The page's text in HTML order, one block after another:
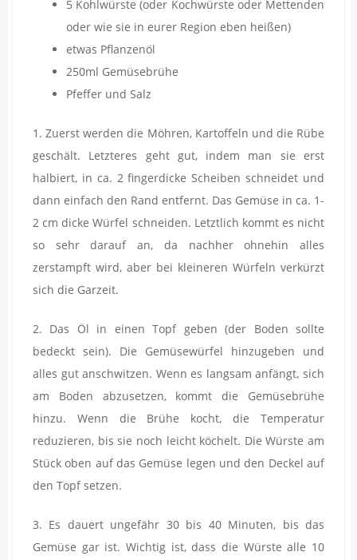
5 Kohlwürste (oder Kochwürste oder Mettenden
oder wie sie in eurer Region eben heißen)
etwas Pflanzenöl
250ml Gemüsebrühe
Pfeffer und Salz
1. Zuerst werden die Möhren, Kartoffeln und die Rübe
geschält. Letzteres geht gut, indem man sie erst
halbiert, in ca. 2 fingerdicke Scheiben schneidet und
dann einfach den Rand entfernt. Das Gemüse in ca. 1-
2 cm dicke Würfel schneiden. Letztlich kommt es nicht
so sehr darauf an, da nachher ohnehin alles
zerstampft wird, aber bei kleineren Würfeln verkürzt
sich die Garzeit.
2. Das Öl in einen Topf geben (der Boden sollte
bedeckt sein). Die Gemüsewürfel hinzugeben und
alles gut anschwitzen. Wenn es langsam anfängt, sich
am Boden abzusetzen, kommt die Gemüsebrühe
hinzu. Wenn die Brühe kocht, die Temperatur
reduzieren, bis sie noch leicht köchelt. Die Würste am
Stück oben auf das Gemüse legen und den Deckel auf
den Topf setzen.
3. Es dauert ungefähr 30 bis 40 Minuten, bis das
Gemüse gar ist. Wichtig ist, dass die Würste alle 10